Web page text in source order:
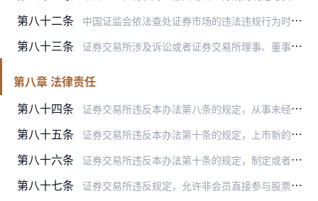
第八十二条 中国证监会依法查处证券市场的违法违规行为时，证券交易所应当予以配合。
第八十三条 证券交易所涉及诉讼或者证券交易所理事、董事、监事、高级管理人员因履行职责涉及诉讼或者依照法律、行政法规、部门规章应当受到解除职务的处分时，证券交易所应当及时向中…
第八章 法律责任
第八十四条
证券交易所违反本办法第八条的规定，从事未经中国证监会批准的其他业务的，由中国证监会责令限期改正；构成犯罪的，由司法机关依法追究刑事责任。
第八十五条 证券交易所违反本办法第十条的规定，上市新的证券交易品种或者对现有上市证券交易品种作出较大调整未制定修改业务规则或者未履行相关程序的，由中国证监会责令停止该交易品…
第八十六条 证券交易所违反本办法第十条的规定，制定或者修改业务规则应当报中国证监会批准而未履行相关程序的，中国证监会有权要求证券交易所进行修改、暂停适用或者予以废止，并对有…
第八十七条 证券交易所违反规定，允许非会员直接参与股票集中交易的，中国证监会依据《证券法》作出行政处罚。